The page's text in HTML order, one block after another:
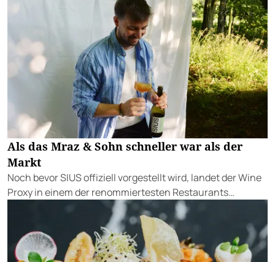
Niederösterreich vier klare Favoriten gekürt.
Als das Mraz & Sohn schneller war als der
Markt
Noch bevor SIUS offiziell vorgestellt wird, landet der Wine
Proxy in einem der renommiertesten Restaurants
Österreichs. Ein Zufall. Und irgendwie auch keiner.